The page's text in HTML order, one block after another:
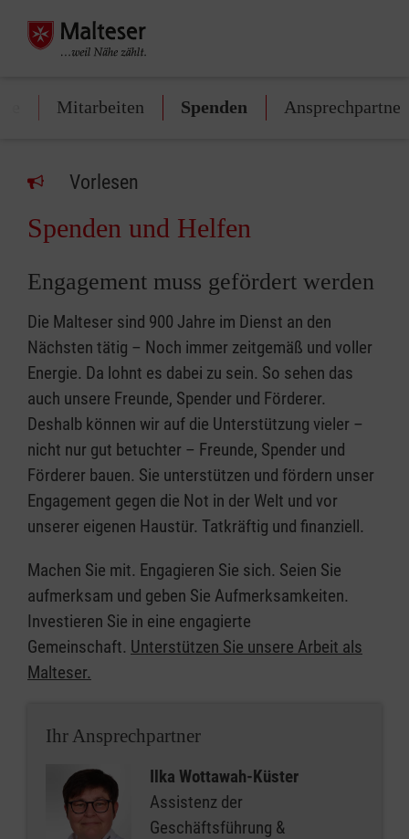
Mitarbeiten Spenden Ansprechpartner
Vorlesen
Spenden und Helfen
Engagement muss gefördert werden
Die Malteser sind 900 Jahre im Dienst an den
Nächsten tätig – Noch immer zeitgemäß und voller
Energie. Da lohnt es dabei zu sein. So sehen das
auch unsere Freunde, Spender und Förderer.
Deshalb können wir auf die Unterstützung vieler –
nicht nur gut betuchter – Freunde, Spender und
Förderer bauen. Sie unterstützen und fördern unser
Engagement gegen die Not in der Welt und vor
unserer eigenen Haustür. Tatkräftig und finanziell.
Machen Sie mit. Engagieren Sie sich. Seien Sie
aufmerksam und geben Sie Aufmerksamkeiten.
Investieren Sie in eine engagierte
Gemeinschaft. Unterstützen Sie unsere Arbeit als
Malteser.
Ihr Ansprechpartner
Ilka Wottawah-Küster
Assistenz der
Geschäftsführung &